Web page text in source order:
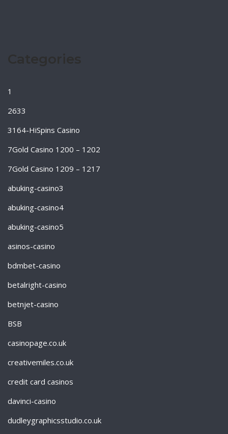
1
2633
3164-HiSpins Casino
7Gold Casino 1200 – 1202
7Gold Casino 1209 – 1217
abuking-casino3
abuking-casino4
abuking-casino5
asinos-casino
bdmbet-casino
betalright-casino
betnjet-casino
BSB
casinopage.co.uk
creativemiles.co.uk
credit card casinos
davinci-casino
dudleygraphicsstudio.co.uk